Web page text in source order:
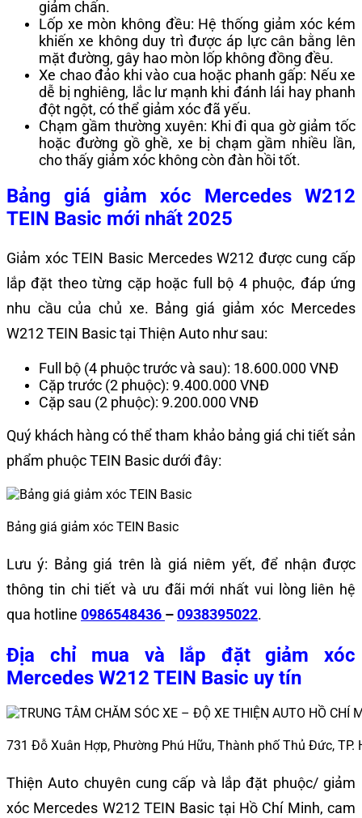
giảm chấn.
Lốp xe mòn không đều: Hệ thống giảm xóc kém
khiến xe không duy trì được áp lực cân bằng lên
mặt đường, gây hao mòn lốp không đồng đều.
Xe chao đảo khi vào cua hoặc phanh gấp: Nếu xe
dễ bị nghiêng, lắc lư mạnh khi đánh lái hay phanh
đột ngột, có thể giảm xóc đã yếu.
Chạm gầm thường xuyên: Khi đi qua gờ giảm tốc
hoặc đường gồ ghề, xe bị chạm gầm nhiều lần,
cho thấy giảm xóc không còn đàn hồi tốt.
Bảng giá giảm xóc Mercedes W212
TEIN Basic mới nhất 2025
Giảm xóc TEIN Basic Mercedes W212 được cung cấp
lắp đặt theo từng cặp hoặc full bộ 4 phuộc, đáp ứng
nhu cầu của chủ xe. Bảng giá giảm xóc Mercedes
W212 TEIN Basic tại Thiện Auto như sau:
Full bộ (4 phuộc trước và sau): 18.600.000 VNĐ
Cặp trước (2 phuộc): 9.400.000 VNĐ
Cặp sau (2 phuộc): 9.200.000 VNĐ
Quý khách hàng có thể tham khảo bảng giá chi tiết sản
phẩm phuộc TEIN Basic dưới đây:
Bảng giá giảm xóc TEIN Basic
Lưu ý: Bảng giá trên là giá niêm yết, để nhận được
thông tin chi tiết và ưu đãi mới nhất vui lòng liên hệ
qua hotline 0986548436 –0938395022.
Địa chỉ mua và lắp đặt giảm xóc
Mercedes W212 TEIN Basic uy tín
731 Đỗ Xuân Hợp, Phường Phú Hữu, Thành phố Thủ Đức, TP.
Thiện Auto chuyên cung cấp và lắp đặt phuộc/ giảm
xóc Mercedes W212 TEIN Basic tại Hồ Chí Minh, cam